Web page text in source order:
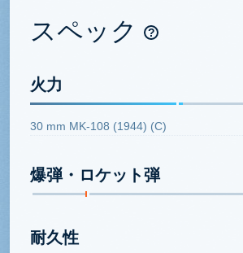
スペック
火力
30 mm MK-108 (1944) (C)
爆弾・ロケット弾
耐久性